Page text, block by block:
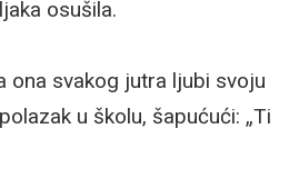
osušila.
ona svakog jutra ljubi svoju
u školu, šapućući: „Ti